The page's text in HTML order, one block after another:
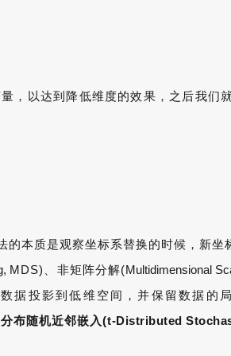
，以达到降低维度的效果，之后我们
本质是观察坐标系替换的时候，新
MDS)、非矩阵分解(Multidimensional
据投影到低维空间，并保留数据的
布随机近邻嵌入(t-Distributed